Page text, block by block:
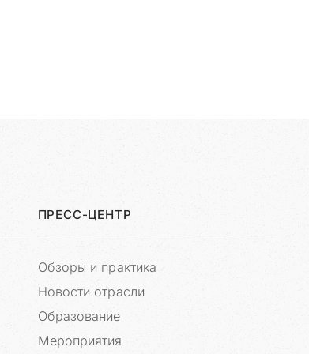
ПРЕСС-ЦЕНТР
Обзоры и практика
Новости отрасли
Образование
Мероприятия